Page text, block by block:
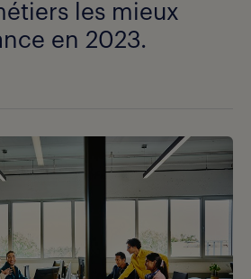
les mieux
en 2023.